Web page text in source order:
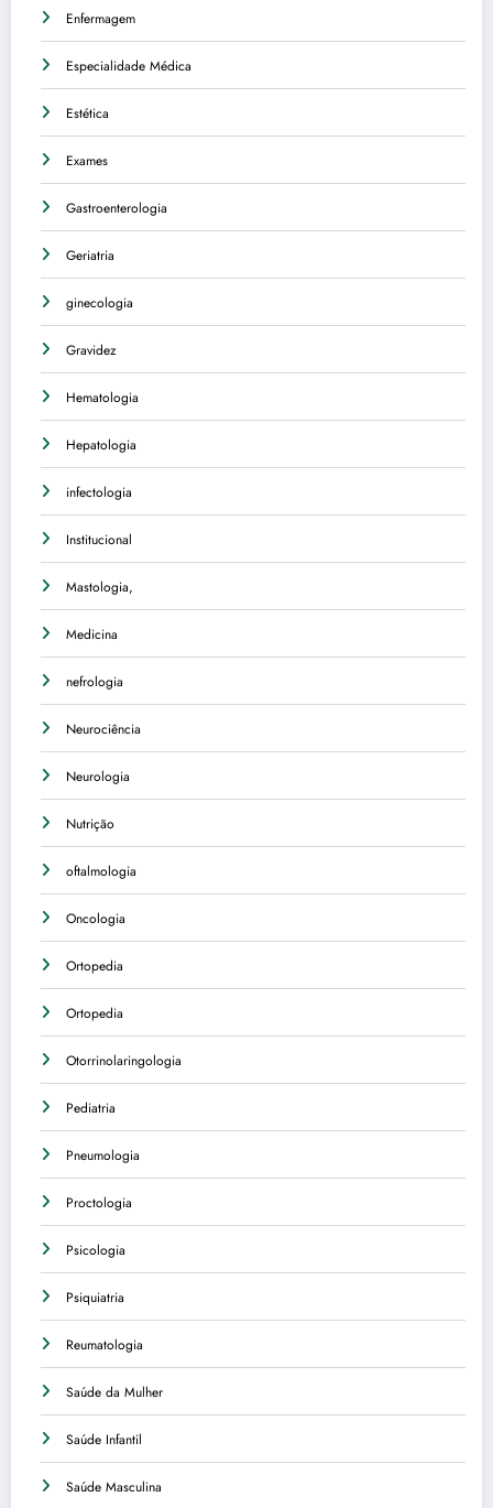
Enfermagem
Especialidade Médica
Estética
Exames
Gastroenterologia
Geriatria
ginecologia
Gravidez
Hematologia
Hepatologia
infectologia
Institucional
Mastologia,
Medicina
nefrologia
Neurociência
Neurologia
Nutrição
oftalmologia
Oncologia
Ortopedia
Ortopedia
Otorrinolaringologia
Pediatria
Pneumologia
Proctologia
Psicologia
Psiquiatria
Reumatologia
Saúde da Mulher
Saúde Infantil
Saúde Masculina